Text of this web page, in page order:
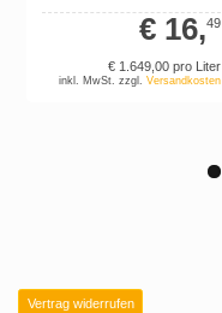
Vertrag widerrufen
€ 16,49
€ 1.649, 00 pro Liter
inkl. MwSt. zzgl. Versandkosten